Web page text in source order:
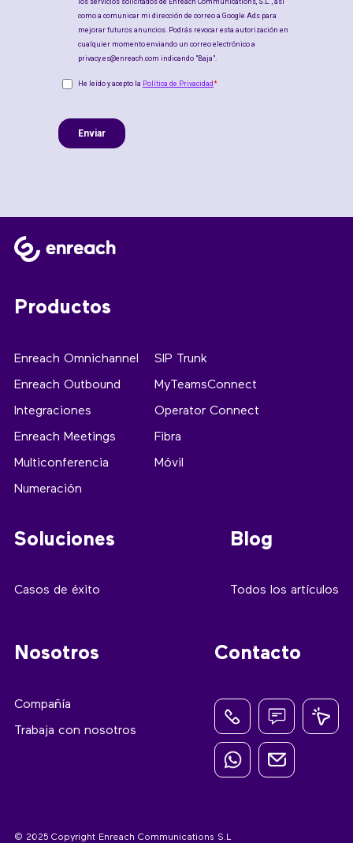
Productos
Enreach Omnichannel
Enreach Outbound
Integraciones
Enreach Meetings
Multiconferencia
Numeración
SIP Trunk
MyTeamsConnect
Operator Connect
Fibra
Móvil
Soluciones
Casos de éxito
Blog
Todos los artículos
Nosotros
Compañía
Trabaja con nosotros
Contacto
© 2025 Copyright Enreach Communications S.L